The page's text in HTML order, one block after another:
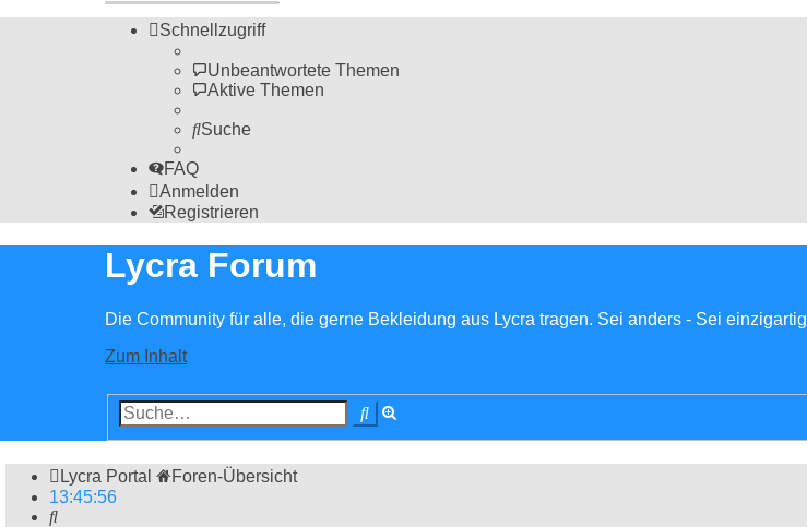
Schnellzugriff
Unbeantwortete Themen
Aktive Themen
Suche
FAQ
Anmelden
Registrieren
Lycra Forum
Die Community für alle, die gerne Bekleidung aus Lycra tragen. Sei anders - Sei einzigartig
Zum Inhalt
Suche
Lycra Portal
Foren-Übersicht
13:45:56
Suche